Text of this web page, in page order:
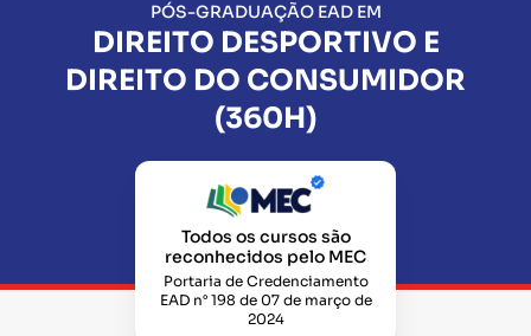
PÓS-GRADUAÇÃO EAD EM
DIREITO DESPORTIVO E
DIREITO DO CONSUMIDOR
(360H)
Todos os cursos são
reconhecidos pelo MEC
Portaria de Credenciamento
EAD n° 198 de 07 de março de
2024